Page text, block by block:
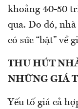
khoảng 40-50
qua. Do đó,
có sức “bật” về
THU HÚT
NHỮNG GIÁ
Yếu tố giá cả